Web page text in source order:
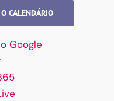
CALENDÁRIO
Google